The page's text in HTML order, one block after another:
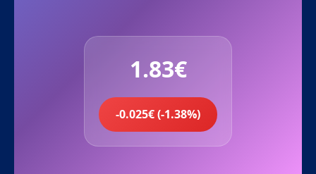
1.83€
-0.025€ (-1.38%)